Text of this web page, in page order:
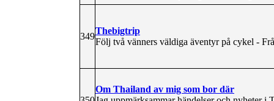
349
Thebigtrip
Följ två vänners väldiga äventyr på cykel -
Om Thailand av mig som bor där